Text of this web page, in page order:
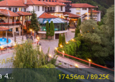
Алфарезорт Палас Чифлика 4*, Чифлик 174.56лв. / 89.25€